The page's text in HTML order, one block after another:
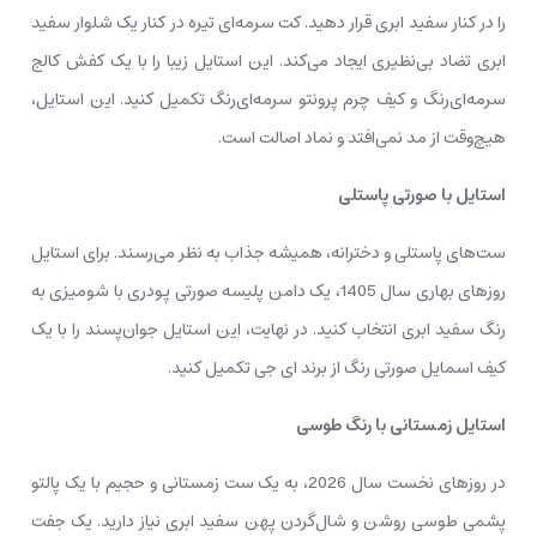
را در کنار سفید ابری قرار دهید. کت سرمه‌ای تیره در کنار یک شلوار سفید
ابری تضاد بی‌نظیری ایجاد می‌کند. این استایل زیبا را با یک کفش کالج
سرمه‌ای‌رنگ و کیف چرم پرونتو سرمه‌ای‌رنگ تکمیل کنید. این استایل،
هیچ‌وقت از مد نمی‌افتد و نماد اصالت است.
استایل با صورتی پاستلی
ست‌های پاستلی و دخترانه، همیشه جذاب به نظر می‌رسند. برای استایل
روزهای بهاری سال 1405، یک دامن پلیسه صورتی پودری با شومیزی به‌
رنگ سفید ابری انتخاب کنید. در نهایت، این استایل جوان‌پسند را با یک
کیف اسمایل صورتی رنگ از برند ای جی تکمیل کنید.
استایل زمستانی با رنگ طوسی
در روزهای نخست سال 2026، به یک ست زمستانی و حجیم با یک پالتو
پشمی طوسی روشن و شال‌گردن پهن سفید ابری نیاز دارید. یک جفت